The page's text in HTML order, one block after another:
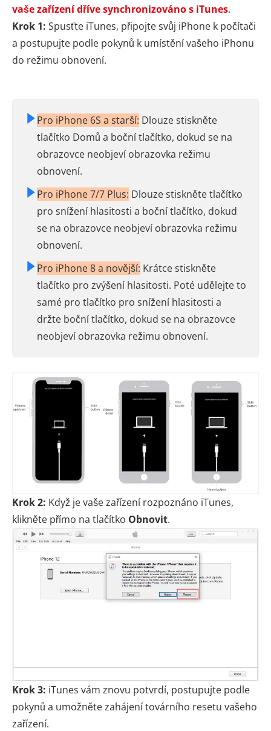
vaše zařízení dříve synchronizováno s iTunes.
Krok 1: Spusťte iTunes, připojte svůj iPhone k počítači
a postupujte podle pokynů k umístění vašeho iPhonu
do režimu obnovení.
Pro iPhone 6S a starší: Dlouze stiskněte
tlačítko Domů a boční tlačítko, dokud se na
obrazovce neobjeví obrazovka režimu
obnovení.
Pro iPhone 7/7 Plus: Dlouze stiskněte tlačítko
pro snížení hlasitosti a boční tlačítko, dokud
se na obrazovce neobjeví obrazovka režimu
obnovení.
Pro iPhone 8 a novější: Krátce stiskněte
tlačítko pro zvýšení hlasitosti. Poté udělejte to
samé pro tlačítko pro snížení hlasitosti a
držte boční tlačítko, dokud se na obrazovce
neobjeví obrazovka režimu obnovení.
Krok 2: Když je vaše zařízení rozpoznáno iTunes,
klikněte přímo na tlačítko Obnovit.
Krok 3: iTunes vám znovu potvrdí, postupujte podle
pokynů a umožněte zahájení továrního resetu vašeho
zařízení.